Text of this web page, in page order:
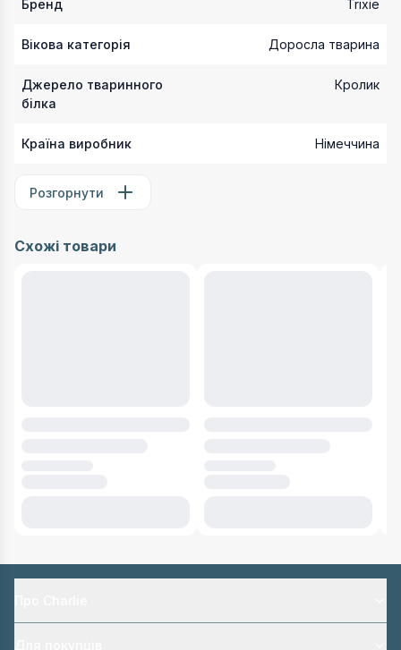
Бренд Trixie
Вікова категорія Доросла тварина
Джерело тваринного
білка
Кролик
Країна виробник Німеччина
Розгорнути
Схожі товари